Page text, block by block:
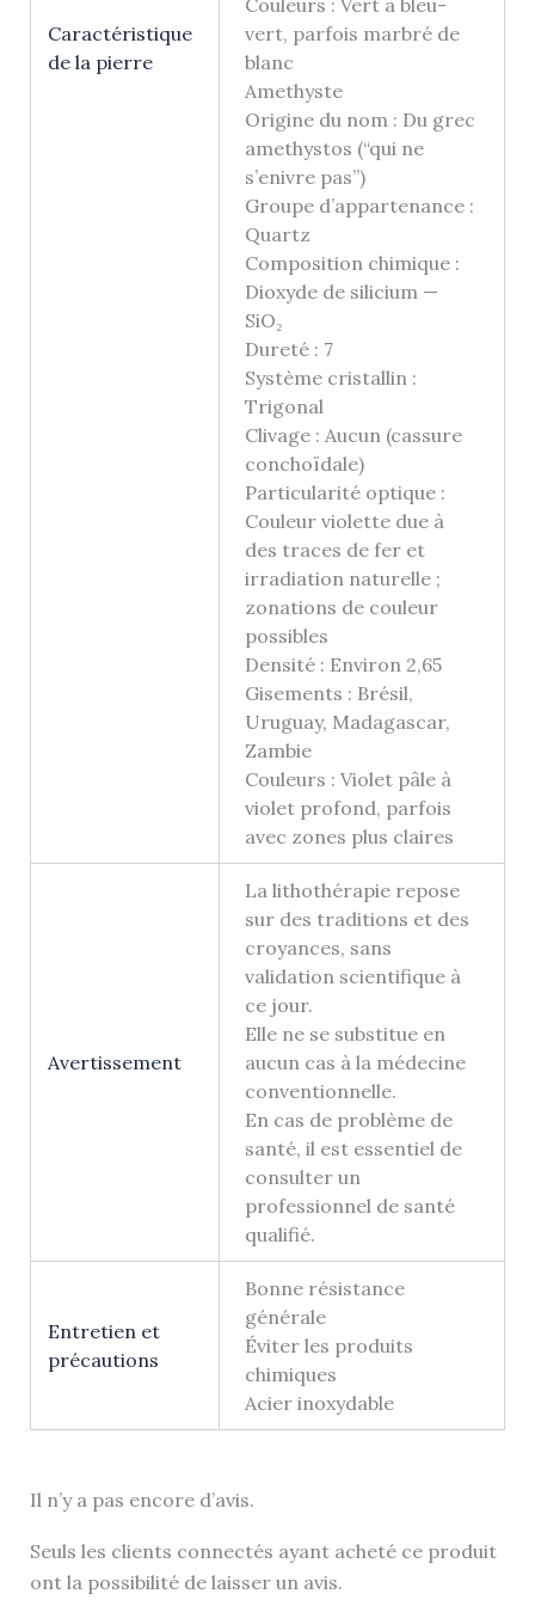
Caractéristique
de la pierre
vert, parfois marbré de
blanc
Amethyste
Origine du nom : Du grec
amethystos (“qui ne
s’enivre pas”)
Groupe d’appartenance :
Quartz
Composition chimique :
Dioxyde de silicium —
SiO₂
Dureté : 7
Système cristallin :
Trigonal
Clivage : Aucun (cassure
conchoïdale)
Particularité optique :
Couleur violette due à
des traces de fer et
irradiation naturelle ;
zonations de couleur
possibles
Densité : Environ 2,65
Gisements : Brésil,
Uruguay, Madagascar,
Zambie
Couleurs : Violet pâle à
violet profond, parfois
avec zones plus claires
Avertissement
La lithothérapie repose
sur des traditions et des
croyances, sans
validation scientifique à
ce jour.
Elle ne se substitue en
aucun cas à la médecine
conventionnelle.
En cas de problème de
santé, il est essentiel de
consulter un
professionnel de santé
qualifié.
Entretien et
précautions
Bonne résistance
générale
Éviter les produits
chimiques
Acier inoxydable
Il n’y a pas encore d’avis.
Seuls les clients connectés ayant acheté ce produit
ont la possibilité de laisser un avis.